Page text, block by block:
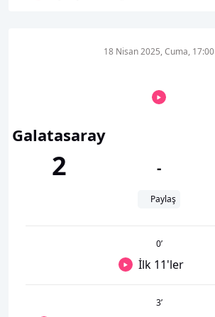
Galatasaray
2
18 Nisan 2025, Cuma, 17:00
-
Paylaş
0’
İlk 11'ler
3’